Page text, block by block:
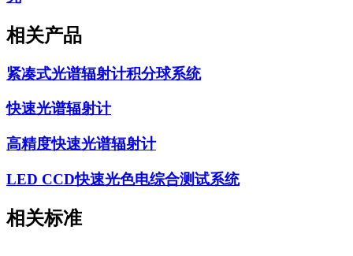
相关产品
紧凑式光谱辐射计积分球系统
快速光谱辐射计
高精度快速光谱辐射计
LED CCD快速光色电综合测试系统
相关标准